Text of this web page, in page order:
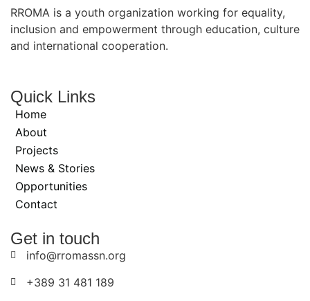
RROMA is a youth organization working for equality,
inclusion and empowerment through education, culture
and international cooperation.
Quick Links
Home
About
Projects
News & Stories
Opportunities
Contact
Get in touch
info@rromassn.org
+389 31 481 189